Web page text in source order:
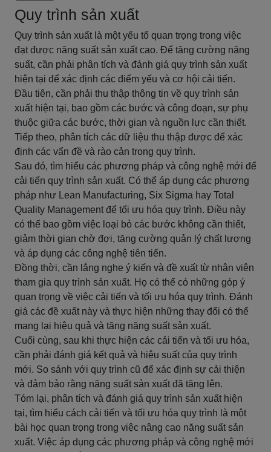
Quy trình sản xuất
Quy trình sản xuất là một yếu tố quan trọng trong việc
đạt được năng suất sản xuất cao. Để tăng cường năng
suất, cần phải phân tích và đánh giá quy trình sản xuất
hiện tại để xác định các điểm yếu và cơ hội cải tiến.
Đầu tiên, cần phải thu thập thông tin về quy trình sản
xuất hiện tại, bao gồm các bước và công đoạn, sự phụ
thuộc giữa các bước, thời gian và nguồn lực cần thiết.
Tiếp theo, phân tích các dữ liệu thu thập được để xác
định các vấn đề và rào cản trong quy trình.
Sau đó, tìm hiểu các phương pháp và công nghệ mới để
cải tiến quy trình sản xuất. Có thể áp dụng các phương
pháp như Lean Manufacturing, Six Sigma hay Total
Quality Management để tối ưu hóa quy trình. Điều này
có thể bao gồm việc loại bỏ các bước không cần thiết,
giảm thời gian chờ đợi, tăng cường quản lý chất lượng
và áp dụng các công nghệ tiên tiến.
Đồng thời, cần lắng nghe ý kiến và đề xuất từ nhân viên
tham gia quy trình sản xuất. Họ có thể có những góp ý
quan trọng về việc cải tiến và tối ưu hóa quy trình. Đánh
giá các đề xuất này và thực hiện những thay đổi có thể
mang lại hiệu quả và tăng năng suất sản xuất.
Cuối cùng, sau khi thực hiện các cải tiến và tối ưu hóa,
cần phải đánh giá kết quả và hiệu suất của quy trình
mới. So sánh với quy trình cũ để xác định sự cải thiện
và đảm bảo rằng năng suất sản xuất đã tăng lên.
Tóm lại, phân tích và đánh giá quy trình sản xuất hiện
tại, tìm hiểu cách cải tiến và tối ưu hóa quy trình là một
bài học quan trọng trong việc nâng cao năng suất sản
xuất. Việc áp dụng các phương pháp và công nghệ mới